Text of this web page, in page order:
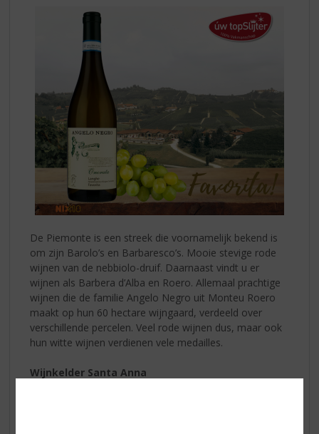
De Piemonte is een streek die voornamelijk bekend is
om zijn Barolo’s en Barbaresco’s. Mooie stevige rode
wijnen van de nebbiolo-druif. Daarnaast vindt u er
wijnen als Barbera d’Alba en Roero. Allemaal prachtige
wijnen die de familie Angelo Negro uit Monteu Roero
maakt op hun 60 hectare wijngaard, verdeeld over
verschillende percelen. Veel rode wijnen dus, maar ook
hun witte wijnen verdienen vele medailles.
Wijnkelder Santa Anna